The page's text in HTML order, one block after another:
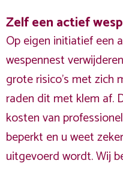
Zelf een actief
Op eigen initiatief een
wespennest
grote risico’s met zich
raden dit met klem af.
kosten van
beperkt en u weet
uitgevoerd wordt. Wij